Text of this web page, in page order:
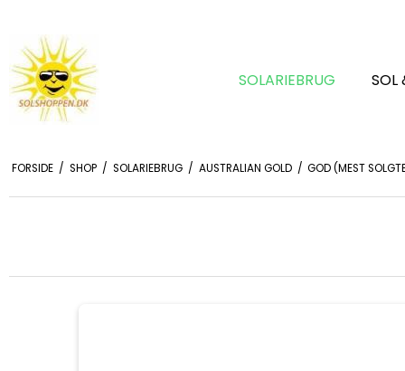
SOLARIEBRUG SOL
FORSIDE / SHOP / SOLARIEBRUG / AUSTRALIAN GOLD / GOD (MEST